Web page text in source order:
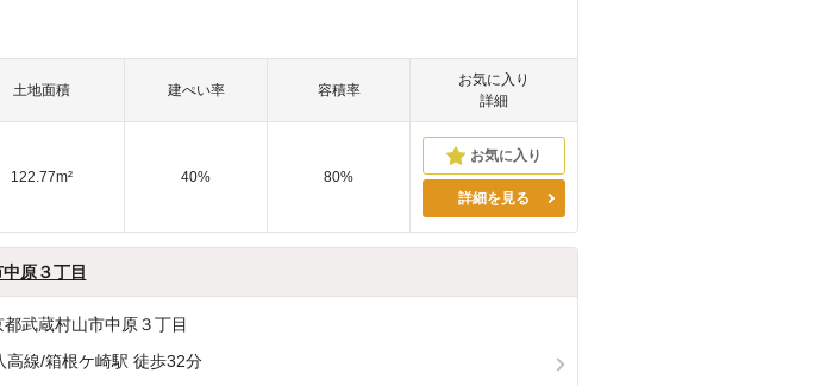
土地面積 建ぺい率 容積率
お気に入り
詳細
122.77m² 40%
80%
詳細を見る
原３丁目
都武蔵村山市中原３丁目
高線/箱根ケ崎駅 徒歩32分